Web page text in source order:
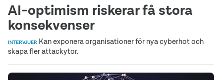
AI-optimism riskerar få stora
konsekvenser
INTERVJUER Kan exponera organisationer för nya cyberhot och
skapa fler attackytor.